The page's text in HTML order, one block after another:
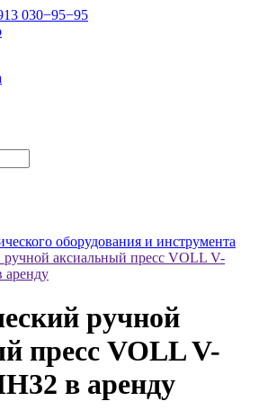
030−95−95
оборудования и инструмента
ручной аксиальный пресс VOLL V-
аренду
ручной
пресс VOLL V-
в аренду